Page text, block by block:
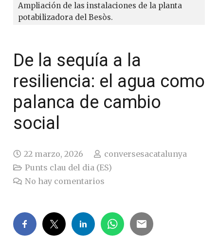
Ampliación de las instalaciones de la planta
potabilizadora del Besòs.
De la sequía a la
resiliencia: el agua como
palanca de cambio
social
22 marzo, 2026
conversesacatalunya
Punts clau del dia (ES)
No hay comentarios